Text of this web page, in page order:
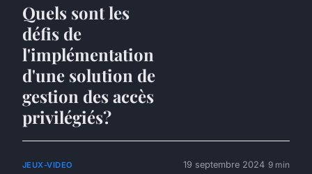
Quels sont les
défis de
l'implémentation
d'une solution de
gestion des accès
privilégiés?
JEUX-VIDEO 19 septembre 2024 9 min